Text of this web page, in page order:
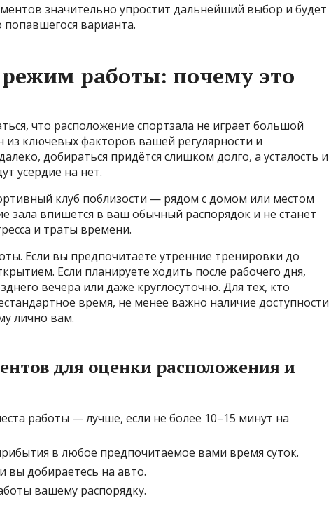
значительно упростит дальнейший выбор и будет
варианта.
работы: почему это
что расположение спортзала не играет большой
из ключевых факторов вашей регулярности и
добираться придётся слишком долго, а усталость и
усердие на нет.
клуб поблизости — рядом с домом или местом
зала впишется в ваш обычный распорядок и не станет
и траты времени.
Если вы предпочитаете утренние тренировки до
Если планируете ходить после рабочего дня,
вечера или даже круглосуточно. Для тех, кто
время, не менее важно наличие доступности
лично вам.
для оценки расположения и
работы — лучше, если не более 10–15 минут на
в любое предпочитаемое вами время суток.
вы добираетесь на авто.
вашему распорядку.